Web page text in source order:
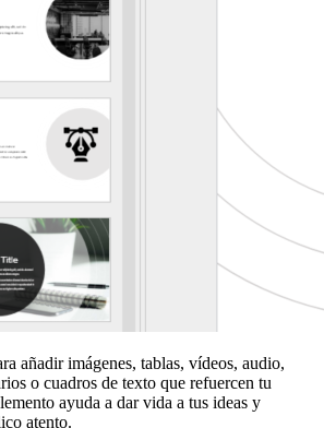
añadir imágenes, tablas, vídeos, audio,
o cuadros de texto que refuercen tu
ayuda a dar vida a tus ideas y
atento.